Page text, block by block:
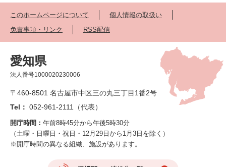
このホームページについて
個人情報の取扱い
免責事項・リンク
RSS配信
愛知県
法人番号1000020230006
〒460-8501 名古屋市中区三の丸三丁目1番2号
Tel： 052-961-2111（代表）
開庁時間： 午前8時45分から午後5時30分
（土曜・日曜日・祝日・12月29日から1月3日を除く）
※開庁時間の異なる組織、施設があります。